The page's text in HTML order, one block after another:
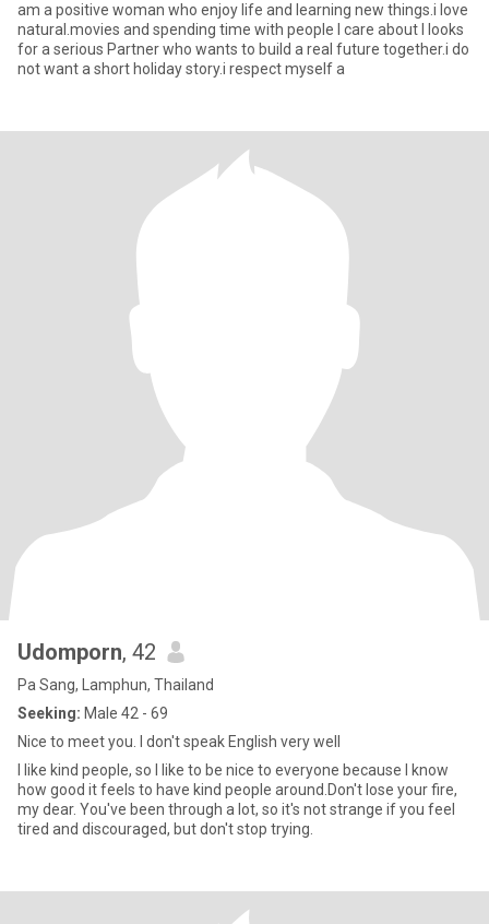
am a positive woman who enjoy life and learning new things.i love
natural.movies and spending time with people I care about l looks
for a serious Partner who wants to build a real future together.i do
not want a short holiday story.i respect myself a
Udomporn, 42
Pa Sang, Lamphun, Thailand
Seeking: Male 42 - 69
Nice to meet you. I don't speak English very well
I like kind people, so I like to be nice to everyone because I know
how good it feels to have kind people around.Don't lose your fire,
my dear. You've been through a lot, so it's not strange if you feel
tired and discouraged, but don't stop trying.